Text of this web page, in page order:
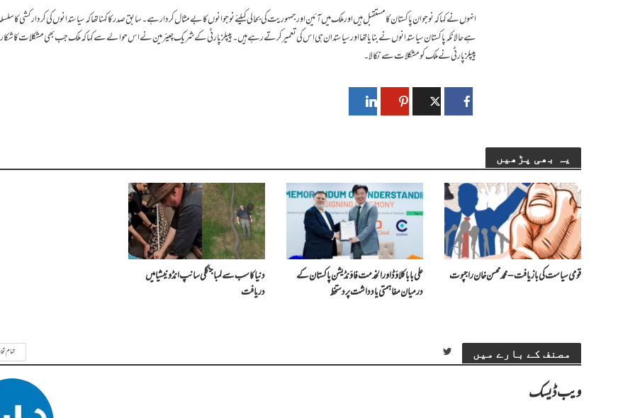
انہوں نے کہا کہ نوجوان پاکستان کا مستقبل ہیں اور ملک میں آئین اور جمہوریت کی بحالی کیلئے نوجوانوں کا بے مثال کردار ہے۔سابق صدر کا کہنا تھا کہ سیاستدانوں کی کردار کشی کا
ہے حالانکہ پاکستان سیاستدانوں نے بنایا تھا اور سیاستدان ہی اس کی تعمیر کرتے رہے ہیں۔ پیپلز پارٹی کے شریک چیئرمین نے اس حوالے سے کہا کہ ملک جب بھی مشکلات کا
پیپلزپارٹی نے ملک کو مشکلات سے نکالا۔
یہ بھی پڑھیں
قومی سیاست کی بازیافت – محمد محسن خان راجپوت
علی بابا کلاؤڈ اور الخدمت فاؤنڈیشن پاکستان کے
درمیان مفاہمتی یادداشت پر دستخط
دنیا کا سب سے لمبا جنگلی سانپ انڈونیشیا میں
دریافت
مصنف کے بارے میں تمام
ویب ڈیسک